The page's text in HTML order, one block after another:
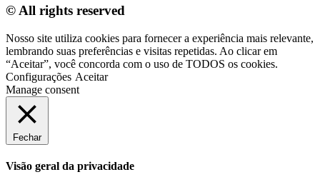
© All rights reserved
Nosso site utiliza cookies para fornecer a experiência mais relevante,
lembrando suas preferências e visitas repetidas. Ao clicar em
“Aceitar”, você concorda com o uso de TODOS os cookies.
Configurações Aceitar
Manage consent
Fechar
Visão geral da privacidade